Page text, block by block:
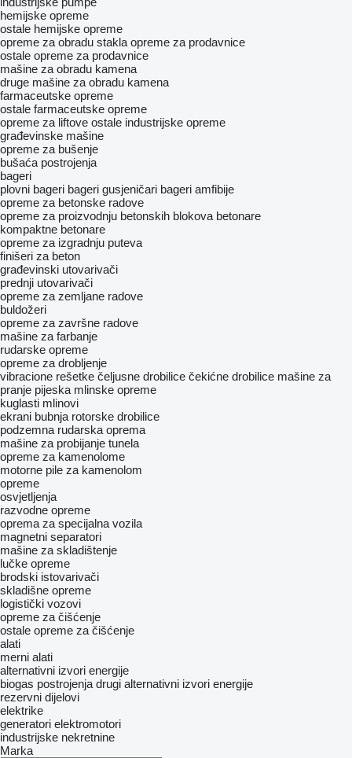
hemijske opreme
ostale hemijske opreme
opreme za obradu stakla opreme za prodavnice
ostale opreme za prodavnice
mašine za obradu kamena
druge mašine za obradu kamena
farmaceutske opreme
ostale farmaceutske opreme
opreme za liftove ostale industrijske opreme
građevinske mašine
opreme za bušenje
bušaća postrojenja
bageri
plovni bageri bageri gusjeničari bageri amfibije
opreme za betonske radove
opreme za proizvodnju betonskih blokova betonare
kompaktne betonare
opreme za izgradnju puteva
finišeri za beton
građevinski utovarivači
prednji utovarivači
opreme za zemljane radove
buldožeri
opreme za završne radove
mašine za farbanje
rudarske opreme
opreme za drobljenje
vibracione rešetke čeljusne drobilice čekićne drobilice mašine za
pranje pijeska mlinske opreme
kuglasti mlinovi
ekrani bubnja rotorske drobilice
podzemna rudarska oprema
mašine za probijanje tunela
opreme za kamenolome
motorne pile za kamenolom
opreme
osvjetljenja
razvodne opreme
oprema za specijalna vozila
magnetni separatori
mašine za skladištenje
lučke opreme
brodski istovarivači
skladišne opreme
logistički vozovi
opreme za čišćenje
ostale opreme za čišćenje
alati
merni alati
alternativni izvori energije
biogas postrojenja drugi alternativni izvori energije
rezervni dijelovi
elektrike
generatori elektromotori
industrijske nekretnine
Marka